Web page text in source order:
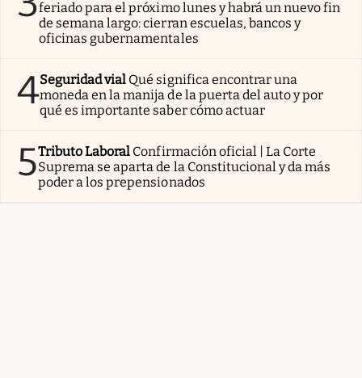
feriado para el próximo lunes y habrá un nuevo fin
de semana largo: cierran escuelas, bancos y
oficinas gubernamentales
4Seguridad vial Qué significa encontrar una
moneda en la manija de la puerta del auto y por
qué es importante saber cómo actuar
5Tributo Laboral Confirmación oficial | La Corte
Suprema se aparta de la Constitucional y da más
poder a los prepensionados